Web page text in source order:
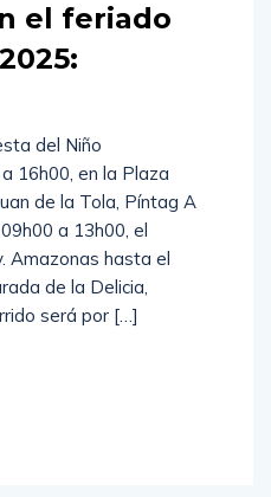
el feriado
del Niño
16h00, en la Plaza
de la Tola, Píntag A
a 13h00, el
Amazonas hasta el
de la Delicia,
será por […]